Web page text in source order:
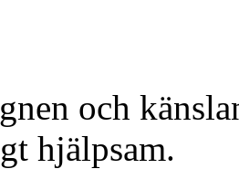
och
hjälpsam.